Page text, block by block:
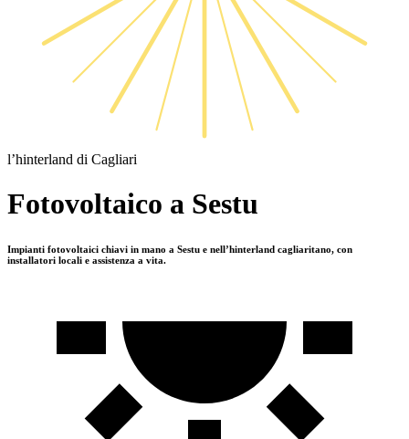
l’hinterland di Cagliari
Fotovoltaico a Sestu
Impianti fotovoltaici chiavi in mano a Sestu e nell’hinterland cagliaritano, con
installatori locali e assistenza a vita.